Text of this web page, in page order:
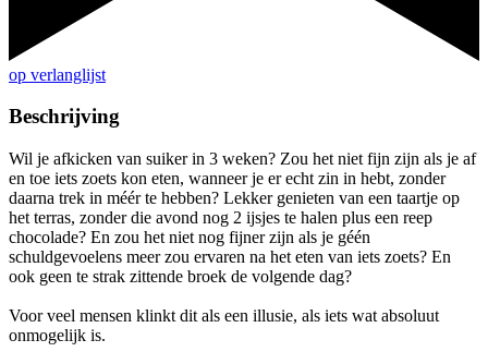
op verlanglijst
Beschrijving
Wil je afkicken van suiker in 3 weken? Zou het niet fijn zijn als je af
en toe iets zoets kon eten, wanneer je er echt zin in hebt, zonder
daarna trek in méér te hebben? Lekker genieten van een taartje op
het terras, zonder die avond nog 2 ijsjes te halen plus een reep
chocolade? En zou het niet nog fijner zijn als je géén
schuldgevoelens meer zou ervaren na het eten van iets zoets? En
ook geen te strak zittende broek de volgende dag?
Voor veel mensen klinkt dit als een illusie, als iets wat absoluut
onmogelijk is.